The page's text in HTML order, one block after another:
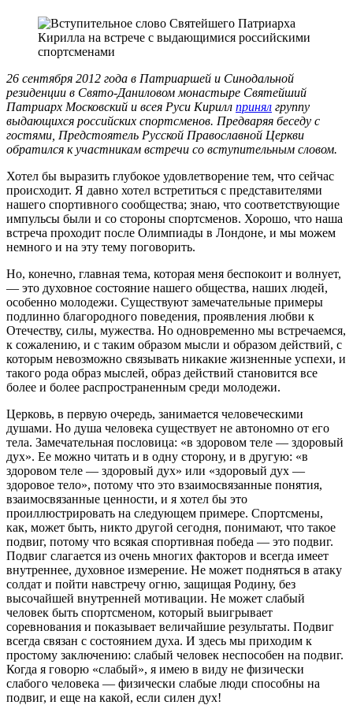
26 сентября 2012 года в Патриаршей и Синодальной
резиденции в Свято-Даниловом монастыре Святейший
Патриарх Московский и всея Руси Кирилл принял группу
выдающихся российских спортсменов. Предваряя беседу с
гостями, Предстоятель Русской Православной Церкви
обратился к участникам встречи со вступительным словом.
Хотел бы выразить глубокое удовлетворение тем, что сейчас
происходит. Я давно хотел встретиться с представителями
нашего спортивного сообщества; знаю, что соответствующие
импульсы были и со стороны спортсменов. Хорошо, что наша
встреча проходит после Олимпиады в Лондоне, и мы можем
немного и на эту тему поговорить.
Но, конечно, главная тема, которая меня беспокоит и волнует,
— это духовное состояние нашего общества, наших людей,
особенно молодежи. Существуют замечательные примеры
подлинно благородного поведения, проявления любви к
Отечеству, силы, мужества. Но одновременно мы встречаемся,
к сожалению, и с таким образом мысли и образом действий, с
которым невозможно связывать никакие жизненные успехи, и
такого рода образ мыслей, образ действий становится все
более и более распространенным среди молодежи.
Церковь, в первую очередь, занимается человеческими
душами. Но душа человека существует не автономно от его
тела. Замечательная пословица: «в здоровом теле — здоровый
дух». Ее можно читать и в одну сторону, и в другую: «в
здоровом теле — здоровый дух» или «здоровый дух —
здоровое тело», потому что это взаимосвязанные понятия,
взаимосвязанные ценности, и я хотел бы это
проиллюстрировать на следующем примере. Спортсмены,
как, может быть, никто другой сегодня, понимают, что такое
подвиг, потому что всякая спортивная победа — это подвиг.
Подвиг слагается из очень многих факторов и всегда имеет
внутреннее, духовное измерение. Не может подняться в атаку
солдат и пойти навстречу огню, защищая Родину, без
высочайшей внутренней мотивации. Не может слабый
человек быть спортсменом, который выигрывает
соревнования и показывает величайшие результаты. Подвиг
всегда связан с состоянием духа. И здесь мы приходим к
простому заключению: слабый человек неспособен на подвиг.
Когда я говорю «слабый», я имею в виду не физически
слабого человека — физически слабые люди способны на
подвиг, и еще на какой, если силен дух!